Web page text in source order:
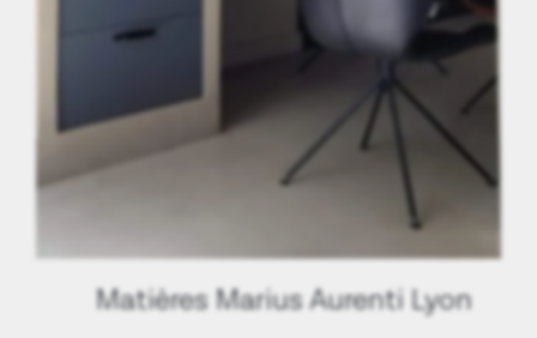
Matières Marius Aurenti Lyon